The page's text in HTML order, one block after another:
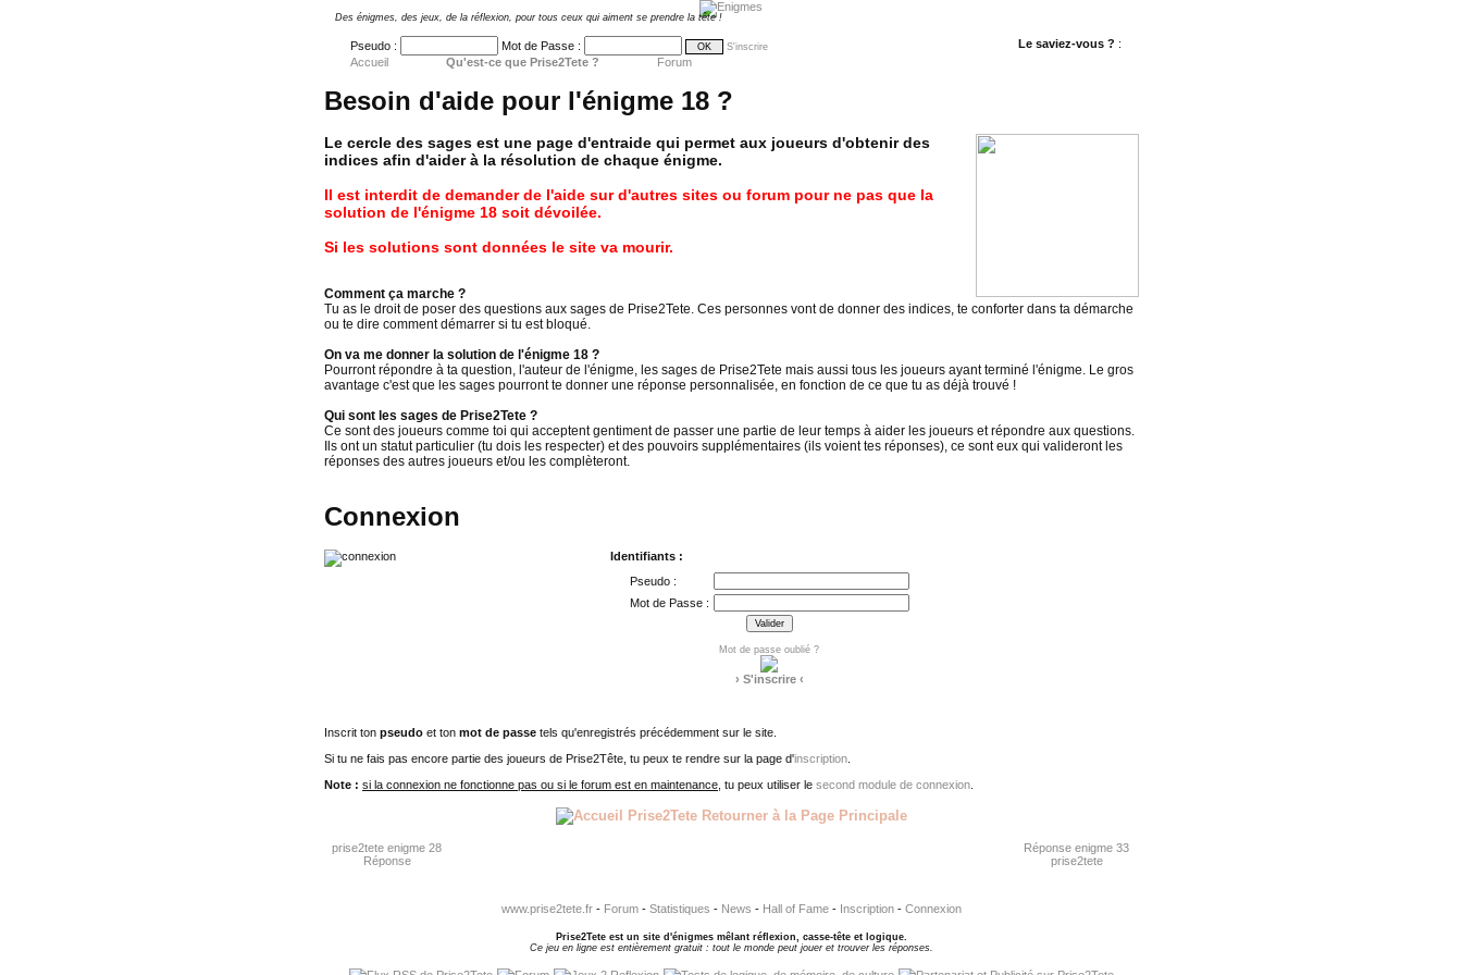
Des énigmes, des jeux, de la réflexion, pour tous ceux qui aiment se prendre la tête !
Le saviez-vous ?: Prise2Tete propose des
Pseudo : Mot de Passe : S'inscrire
Accueil Qu'est-ce que Prise2Tete ? Forum
Besoin d'aide pour l'énigme 18 ?
Le cercle des sages est une page d'entraide qui permet aux joueurs d'obtenir des
indices afin d'aider à la résolution de chaque énigme.
Il est interdit de demander de l'aide sur d'autres sites ou forum pour ne pas que la
solution de l'énigme 18 soit dévoilée.
Si les solutions sont données le site va mourir.
Comment ça marche ?
Tu as le droit de poser des questions aux sages de Prise2Tete. Ces personnes vont de donner des indices, te conforter dans ta démarche
ou te dire comment démarrer si tu est bloqué.
On va me donner la solution de l'énigme 18 ?
Pourront répondre à ta question, l'auteur de l'énigme, les sages de Prise2Tete mais aussi tous les joueurs ayant terminé l'énigme. Le gros
avantage c'est que les sages pourront te donner une réponse personnalisée, en fonction de ce que tu as déjà trouvé !
Qui sont les sages de Prise2Tete ?
Ce sont des joueurs comme toi qui acceptent gentiment de passer une partie de leur temps à aider les joueurs et répondre aux questions.
Ils ont un statut particulier (tu dois les respecter) et des pouvoirs supplémentaires (ils voient tes réponses), ce sont eux qui valideront les
réponses des autres joueurs et/ou les complèteront.
Connexion
Identifiants :
Pseudo :
Mot de Passe :
Mot de passe oublié ?
› S'inscrire ‹
Inscrit ton pseudo et ton mot de passe tels qu'enregistrés précédemment sur le site.
Si tu ne fais pas encore partie des joueurs de Prise2Tête, tu peux te rendre sur la page d'inscription
Note : si la connexion ne fonctionne pas ou si le forum est en maintenance , tu peux utiliser le second module de connexion
Retourner à la Page Principale
prise2tete enigme 28
Réponse
Réponse enigme 33
prise2tete
www.prise2tete.fr- Forum- Statistiques - News - Hall of Fame- Inscription- Connexion
Prise2Tete est un site d'énigmes mêlant réflexion, casse-tête et logique.
Ce jeu en ligne est entièrement gratuit : tout le monde peut jouer et trouver les réponses.